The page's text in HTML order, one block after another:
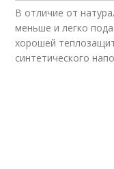
В отличие от
меньше и легко
хорошей
синтетического